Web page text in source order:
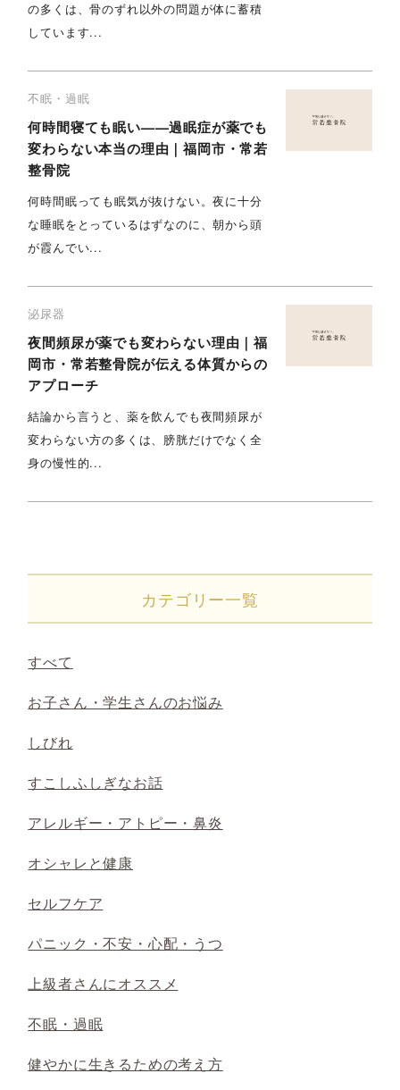
の多くは、骨のずれ以外の問題が体に蓄積
しています...
不眠・過眠
何時間寝ても眠い——過眠症が薬でも
変わらない本当の理由｜福岡市・常若
整骨院
何時間眠っても眠気が抜けない。夜に十分
な睡眠をとっているはずなのに、朝から頭
が霞んでい...
泌尿器
夜間頻尿が薬でも変わらない理由｜福
岡市・常若整骨院が伝える体質からの
アプローチ
結論から言うと、薬を飲んでも夜間頻尿が
変わらない方の多くは、膀胱だけでなく全
身の慢性的...
カテゴリー一覧
すべて
お子さん・学生さんのお悩み
しびれ
すこしふしぎなお話
アレルギー・アトピー・鼻炎
オシャレと健康
セルフケア
パニック・不安・心配・うつ
上級者さんにオススメ
不眠・過眠
健やかに生きるための考え方